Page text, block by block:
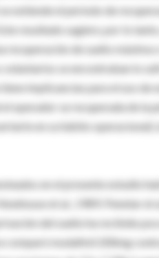
extiende el período de
resultado sugiere, por lo
de sueño máxima
voluntarios se encontraban lo
implicancias para el uso
operador se recuperada de la
en su hábito
en el presente estudio
et al., 1989; Penetar et
del sueño ha recibido
comparó modafinil 200mg